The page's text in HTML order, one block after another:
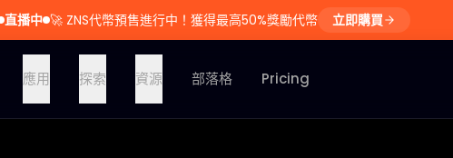
直播中 🚀 ZNS代幣預售進行中！獲得最高50%獎勵代幣 立即購買
應用 探索 資源 部落格 Pricing